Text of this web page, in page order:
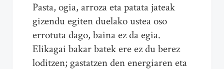
Pasta, ogia, arroza eta patata jateak
gizendu egiten duelako ustea oso
errotuta dago, baina ez da egia.
Elikagai bakar batek ere ez du berez
loditzen; gastatzen den energiaren eta